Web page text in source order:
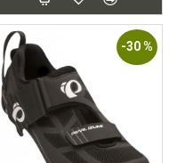
-30 %